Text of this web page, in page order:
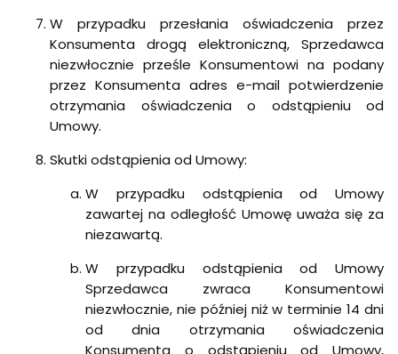
W przypadku przesłania oświadczenia przez
Konsumenta drogą elektroniczną, Sprzedawca
niezwłocznie prześle Konsumentowi na podany
przez Konsumenta adres e-mail potwierdzenie
otrzymania oświadczenia o odstąpieniu od
Umowy.
Skutki odstąpienia od Umowy:
W przypadku odstąpienia od Umowy
zawartej na odległość Umowę uważa się za
niezawartą.
W przypadku odstąpienia od Umowy
Sprzedawca zwraca Konsumentowi
niezwłocznie, nie później niż w terminie 14 dni
od dnia otrzymania oświadczenia
Konsumenta o odstąpieniu od Umowy,